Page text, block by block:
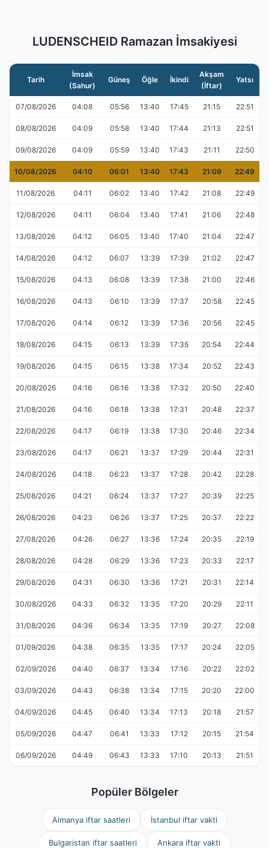
LUDENSCHEID Ramazan İmsakiyesi
Tarih
İmsak
(Sahur)
Güneş Öğle İkindi
Akşam
(İftar)
Yatsı
07/08/2026 04:08 05:56 13:40 17:45 21:15 22:51
08/08/2026 04:09 05:58 13:40 17:44 21:13 22:51
09/08/2026 04:09 05:59 13:40 17:43 21:11 22:50
10/08/2026 04:10 06:01 13:40 17:43 21:09 22:49
11/08/2026 04:11 06:02 13:40 17:42 21:08 22:49
12/08/2026 04:11 06:04 13:40 17:41 21:06 22:48
13/08/2026 04:12 06:05 13:40 17:40 21:04 22:47
14/08/2026 04:12 06:07 13:39 17:39 21:02 22:47
15/08/2026 04:13 06:08 13:39 17:38 21:00 22:46
16/08/2026 04:13 06:10 13:39 17:37 20:58 22:45
17/08/2026 04:14 06:12 13:39 17:36 20:56 22:45
18/08/2026 04:15 06:13 13:39 17:35 20:54 22:44
19/08/2026 04:15 06:15 13:38 17:34 20:52 22:43
20/08/2026 04:16 06:16 13:38 17:32 20:50 22:40
21/08/2026 04:16 06:18 13:38 17:31 20:48 22:37
22/08/2026 04:17 06:19 13:38 17:30 20:46 22:34
23/08/2026 04:17 06:21 13:37 17:29 20:44 22:31
24/08/2026 04:18 06:23 13:37 17:28 20:42 22:28
25/08/2026 04:21 06:24 13:37 17:27 20:39 22:25
26/08/2026 04:23 06:26 13:37 17:25 20:37 22:22
27/08/2026 04:26 06:27 13:36 17:24 20:35 22:19
28/08/2026 04:28 06:29 13:36 17:23 20:33 22:17
29/08/2026 04:31 06:30 13:36 17:21 20:31 22:14
30/08/2026 04:33 06:32 13:35 17:20 20:29 22:11
31/08/2026 04:36 06:34 13:35 17:19 20:27 22:08
01/09/2026 04:38 06:35 13:35 17:17 20:24 22:05
02/09/2026 04:40 06:37 13:34 17:16 20:22 22:02
03/09/2026 04:43 06:38 13:34 17:15 20:20 22:00
04/09/2026 04:45 06:40 13:34 17:13 20:18 21:57
05/09/2026 04:47 06:41 13:33 17:12 20:15 21:54
06/09/2026 04:49 06:43 13:33 17:10 20:13 21:51
Popüler Bölgeler
Almanya iftar saatleri İstanbul iftar vakti
Bulgaristan iftar saatleri Ankara iftar vakti